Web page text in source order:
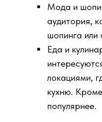
Мода и
аудитория,
шопинга или
Еда и
локациями,
кухню.
популярнее.